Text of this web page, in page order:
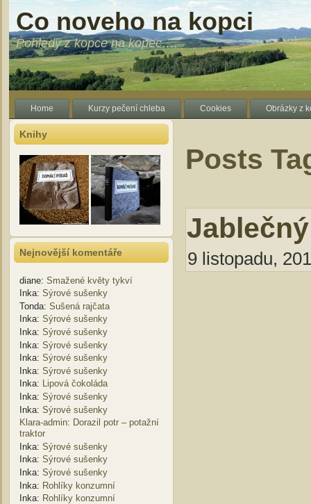
Co noveho na kopci
Pohledy z kopce na kopec….
Home Kurzy pečení chleba Cookies Obrázky z
Knihy
Nejnovější komentáře
diane: Smažené květy tykví
Inka: Sýrové sušenky
Tonda: Sušená rajčata
Inka: Sýrové sušenky
Inka: Sýrové sušenky
Inka: Sýrové sušenky
Inka: Sýrové sušenky
Inka: Sýrové sušenky
Inka: Lipová čokoláda
Inka: Sýrové sušenky
Inka: Sýrové sušenky
Klara-admin: Dorazil potr – potažní
traktor
Inka: Sýrové sušenky
Inka: Sýrové sušenky
Inka: Sýrové sušenky
Inka: Rohlíky konzumní
Inka: Rohlíky konzumní
Posts
9 listopadu,